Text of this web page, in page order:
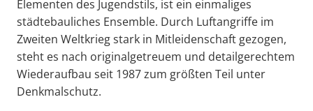
Elementen des Jugendstils, ist ein einmaliges
städtebauliches Ensemble. Durch Luftangriffe im
Zweiten Weltkrieg stark in Mitleidenschaft gezogen,
steht es nach originalgetreuem und detailgerechtem
Wiederaufbau seit 1987 zum größten Teil unter
Denkmalschutz.